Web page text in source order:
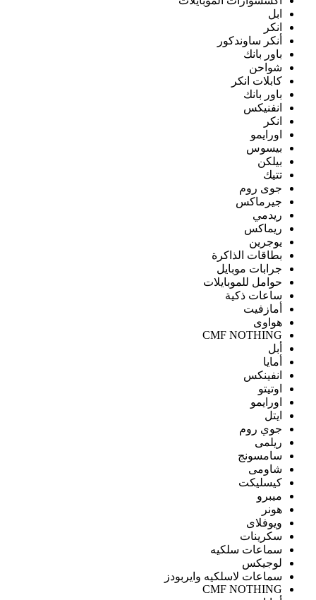
ابل
انكر
أنكر ساوندكور
باور بانك
شواحن
كابلات انكر
باور بانك
انفنيكس
انكر
اورايمو
بيسوس
بيلكن
تتيك
جوى روم
جيرماكس
ريدمي
ريماكس
يوجرين
بطاقات الذاكرة
جرابات موبايل
حوامل للموبايلات
ساعات ذكية
أمازفيت
هواوى
CMF NOTHING
أبل
أمايا
انفينكس
اوتيتو
اورايمو
ايتل
جوي روم
ريلمى
سامسونج
شاومى
كيسليكت
ميبرو
هونر
ويوفلاى
سكرينات
سماعات سلكيه
لوجيكس
سماعات لاسلكيه وايربودز
CMF NOTHING